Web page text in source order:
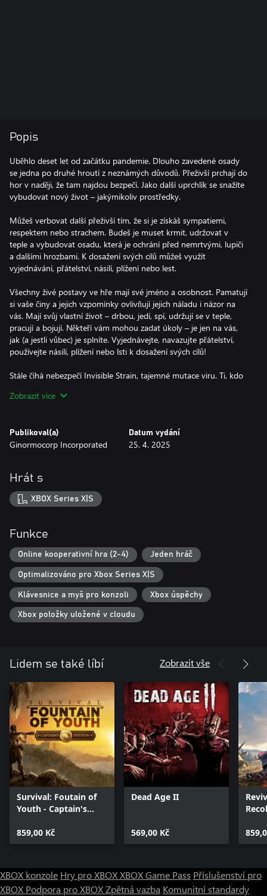
Popis
Uběhlo deset let od začátku pandemie. Dlouho zavedené osady
se jedna po druhé hroutí z neznámých důvodů. Přeživší prchají do
hor v naději, že tam najdou bezpečí. Jako další uprchlík se snažíte
vybudovat nový život – jakýmikoliv prostředky.
Můžeš verbovat další přeživší tím, že si je získáš sympatiemi,
respektem nebo strachem. Budeš je muset krmit, udržovat v
teple a vybudovat osadu, která je ochrání před nemrtvými, lupiči
a dalšími hrozbami. K dosažení svých cílů můžeš využít
vyjednávání, přátelství, násilí, plížení nebo lest.
Všechny živé postavy ve hře mají své jméno a osobnost. Pamatují
si vaše činy a jejich vzpomínky ovlivňují jejich náladu i názor na
vás. Mají svůj vlastní život – drbou, jedí, spí, udržují se v teple,
pracují a bojují. Někteří vám mohou zadat úkoly – je jen na vás,
jak (a jestli vůbec) je splníte. Vyjednávejte, navazujte přátelství,
používejte násilí, plížení nebo lsti k dosažení svých cílů!
Stále číhá nebezpečí Invisible Strain, tajemné mutace viru. Ti, kdo
obrátí proti vám...
Zobrazit více
Publikoval(a)
Ginormocorp Incorporated
Datum vydání
25. 4. 2025
Hrát s
XBOX Series X|S
Funkce
Online kooperativní hra (2-4) Jeden hráč
Optimalizováno pro Xbox Series X|S
Klávesnice a myš pro konzoli Xbox úspěchy
Xbox položky uložené v cloudu
Lidem se také líbí Zobrazit vše
Survival: Foutain of
Youth - Captain's
859,00 Kč
Dead Age II
569,00 Kč
XBOX konzole Hry pro XBOXXBOX Game Pass Příslušenství pro
XBOX Podpora pro XBOXZpětná vazba Komunitní standardy